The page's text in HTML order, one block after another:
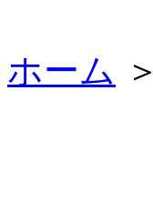
ホーム